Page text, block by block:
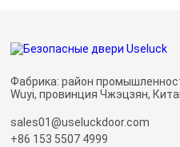
Фабрика: район
Wuyi, провинция Чжэцзян,
sales01@useluckdoor.com
+86 153 5507 4999